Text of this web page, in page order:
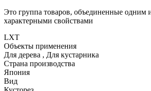
Это группа товаров, объединенные одним
характерными свойствами
LXT
Объекты применения
Для дерева , Для кустарника
Страна производства
Япония
Вид